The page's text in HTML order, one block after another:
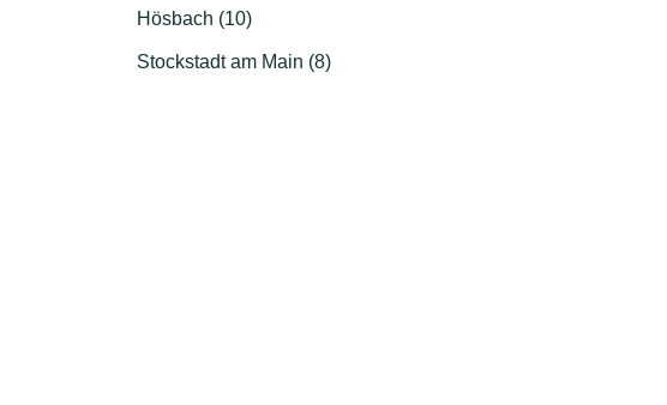
Hösbach (10)
Stockstadt am Main (8)